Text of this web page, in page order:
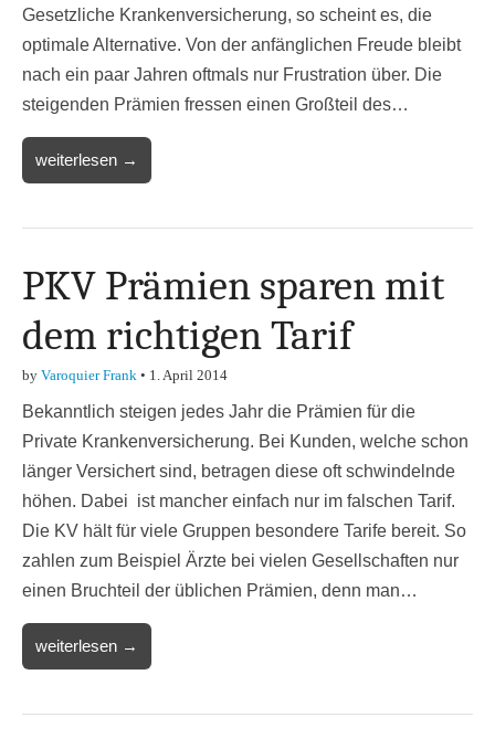
Gesetzliche Krankenversicherung, so scheint es, die
optimale Alternative. Von der anfänglichen Freude bleibt
nach ein paar Jahren oftmals nur Frustration über. Die
steigenden Prämien fressen einen Großteil des…
weiterlesen →
PKV Prämien sparen mit
dem richtigen Tarif
by Varoquier Frank • 1. April 2014
Bekanntlich steigen jedes Jahr die Prämien für die
Private Krankenversicherung. Bei Kunden, welche schon
länger Versichert sind, betragen diese oft schwindelnde
höhen. Dabei ist mancher einfach nur im falschen Tarif.
Die KV hält für viele Gruppen besondere Tarife bereit. So
zahlen zum Beispiel Ärzte bei vielen Gesellschaften nur
einen Bruchteil der üblichen Prämien, denn man…
weiterlesen →